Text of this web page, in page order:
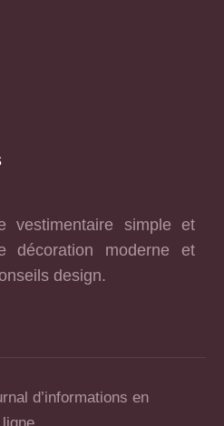
vestimentaire simple et
décoration moderne et
design.
d’informations en
ligne.